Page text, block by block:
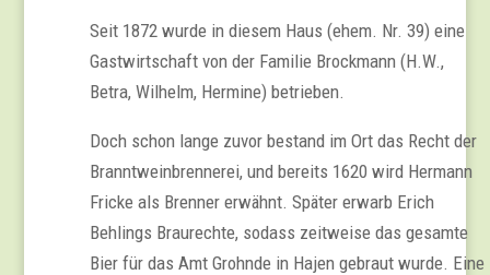
Seit 1872 wurde in diesem Haus (ehem. Nr. 39) eine
Gastwirtschaft von der Familie Brockmann (H.W.,
Betra, Wilhelm, Hermine) betrieben.
Doch schon lange zuvor bestand im Ort das Recht der
Branntweinbrennerei, und bereits 1620 wird Hermann
Fricke als Brenner erwähnt. Später erwarb Erich
Behlings Braurechte, sodass zeitweise das gesamte
Bier für das Amt Grohnde in Hajen gebraut wurde. Eine